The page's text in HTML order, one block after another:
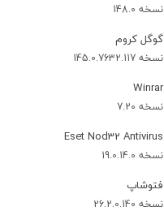
نسخه 148.0
گوگل کروم
نسخه 145.0.7632.117
Winrar
نسخه 7.20
Eset Nod32 Antivirus
نسخه 19.0.14.0
فتوشاپ
نسخه 26.2.0.140